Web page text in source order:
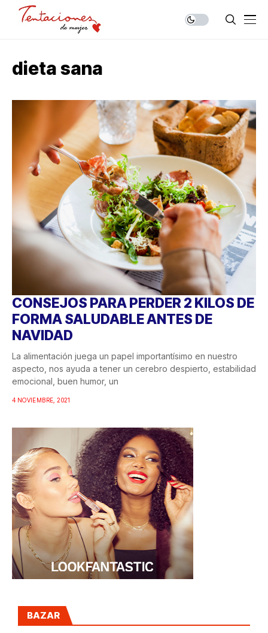
dieta sana
CONSEJOS PARA PERDER 2 KILOS DE
FORMA SALUDABLE ANTES DE
NAVIDAD
La alimentación juega un papel importantísimo en nuestro
aspecto, nos ayuda a tener un cerebro despierto, estabilidad
emocional, buen humor, un
4 NOVIEMBRE, 2021
BAZAR